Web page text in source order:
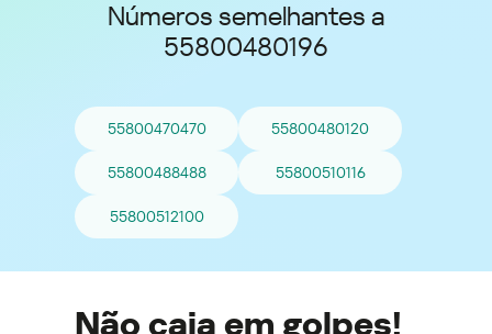
Números semelhantes a
55800480196
55800470470 55800480120
55800488488 55800510116
55800512100
Não caia em golpes!